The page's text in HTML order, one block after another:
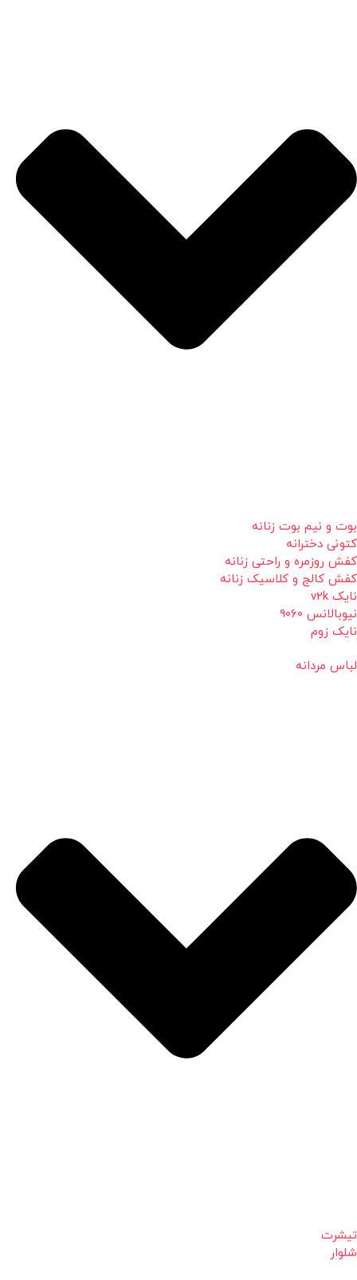
بوت و نیم بوت زنانه
کتونی دخترانه
کفش روزمره و راحتی زنانه
کفش کالج و کلاسیک زنانه
نایک v2k
نیوبالانس 9060
نایک زوم
لباس مردانه
تیشرت
شلوار